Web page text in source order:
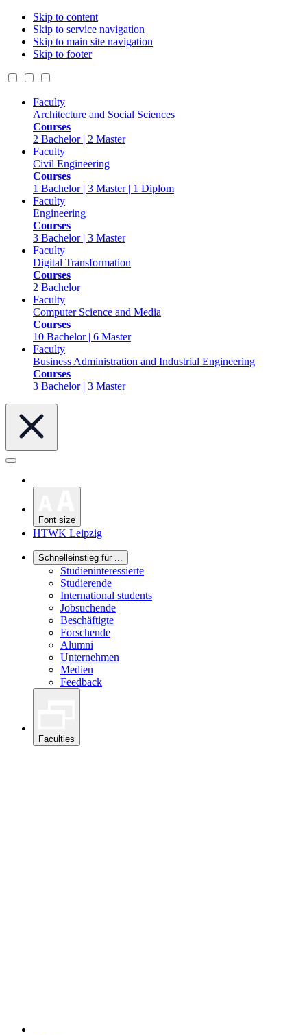
Skip to content
Skip to service navigation
Skip to main site navigation
Skip to footer
Faculty
Architecture and Social Sciences
Courses
2 Bachelor | 2 Master
Faculty
Civil Engineering
Courses
1 Bachelor | 3 Master | 1 Diplom
Faculty
Engineering
Courses
3 Bachelor | 3 Master
Faculty
Digital Transformation
Courses
2 Bachelor
Faculty
Computer Science and Media
Courses
10 Bachelor | 6 Master
Faculty
Business Administration and Industrial Engineering
Courses
3 Bachelor | 3 Master
Font size
HTWK Leipzig
Schnelleinstieg für ...
Studieninteressierte
Studierende
International students
Jobsuchende
Beschäftigte
Forschende
Alumni
Unternehmen
Medien
Feedback
Faculties